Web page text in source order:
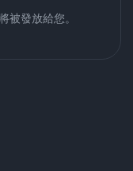
被發放給您。